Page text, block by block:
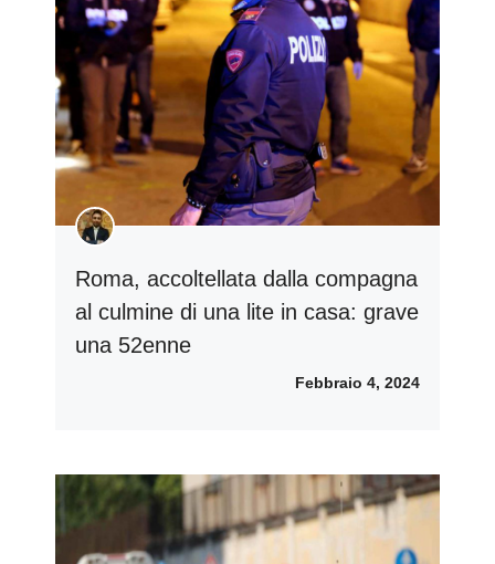
Roma, accoltellata dalla compagna
al culmine di una lite in casa: grave
una 52enne
Febbraio 4, 2024